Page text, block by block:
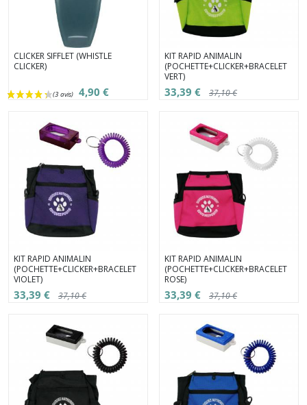
CLICKER SIFFLET (WHISTLE
CLICKER)
4,90 €
KIT RAPID ANIMALIN
(POCHETTE+CLICKER+BRACELET
VERT)
33,39 € 37,10 €
KIT RAPID ANIMALIN
(POCHETTE+CLICKER+BRACELET
VIOLET)
33,39 € 37,10 €
KIT RAPID ANIMALIN
(POCHETTE+CLICKER+BRACELET
ROSE)
33,39 € 37,10 €